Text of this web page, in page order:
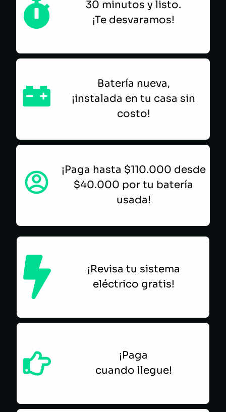
30 minutos y listo.
¡Te desvaramos!
Batería nueva,
¡instalada en tu casa sin
costo!
¡Paga hasta $110.000 desde
$40.000 por tu batería
usada!
¡Revisa tu sistema
eléctrico gratis!
¡Paga
cuando llegue!